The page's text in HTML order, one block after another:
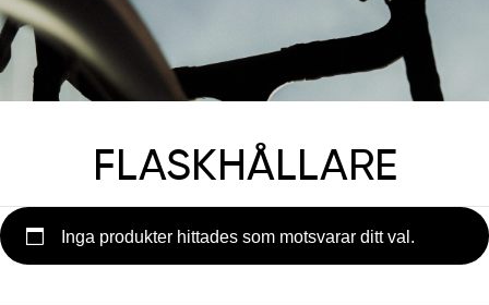
FLASKHÅLLARE
Inga produkter hittades som motsvarar ditt val.